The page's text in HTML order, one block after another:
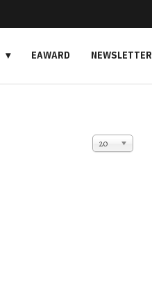
EAWARD NEWSLETTER
Anzeige #
20